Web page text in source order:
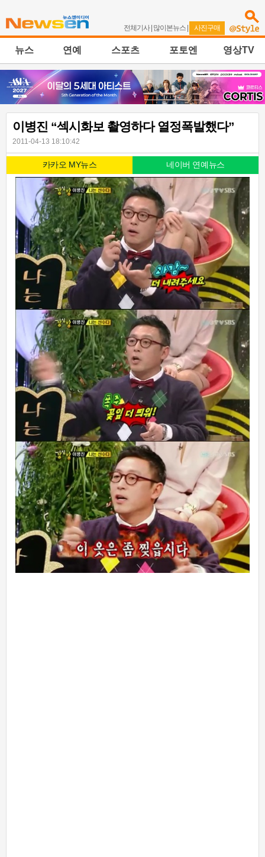
전체기사| 많이본뉴스 | 사진구매
뉴스 연예 스포츠 포토엔 영상TV
이병진 “섹시화보 촬영하다 열정폭발했다”
2011-04-13 18:10:42
카카오 MY뉴스 네이버 연예뉴스